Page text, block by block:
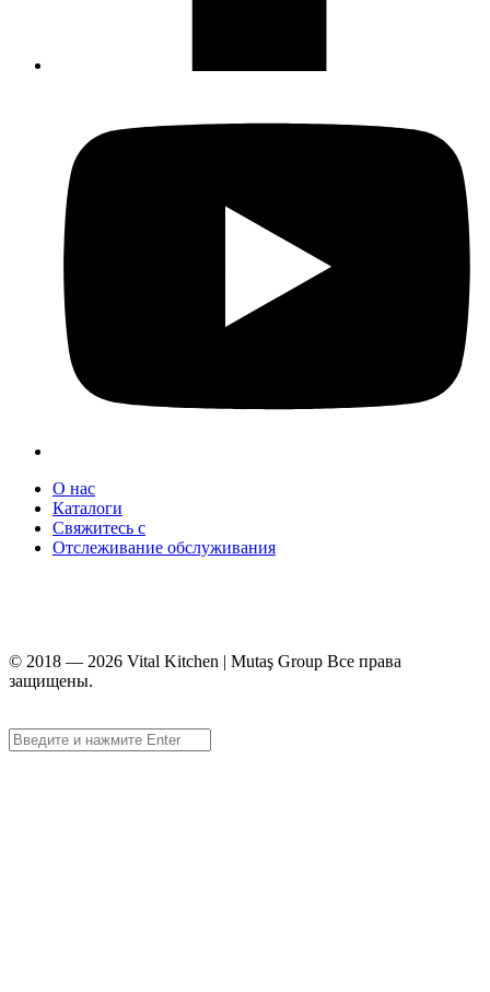
О нас
Каталоги
Свяжитесь с
Отслеживание обслуживания
© 2018 — 2026 Vital Kitchen | Mutaş Group Все права
защищены.